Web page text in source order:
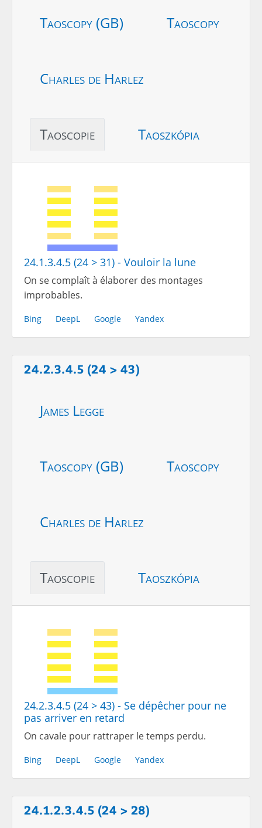
Taoscopy (GB) Taoscopy
Charles de Harlez
Taoscopie Taoszkópia
24.1.3.4.5 (24 > 31) - Vouloir la lune
On se complaît à élaborer des montages
improbables.
Bing DeepL Google Yandex
24.2.3.4.5 (24 > 43)
James Legge
Taoscopy (GB) Taoscopy
Charles de Harlez
Taoscopie Taoszkópia
24.2.3.4.5 (24 > 43) - Se dépêcher pour ne
pas arriver en retard
On cavale pour rattraper le temps perdu.
Bing DeepL Google Yandex
24.1.2.3.4.5 (24 > 28)